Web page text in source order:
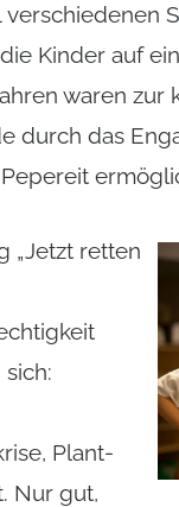
verschiedenen
Kinder auf
waren zur
durch das
„Jetzt retten
Plant-
Nur gut,